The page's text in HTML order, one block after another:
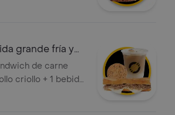
grande fría y
de carne
criollo + 1 bebida